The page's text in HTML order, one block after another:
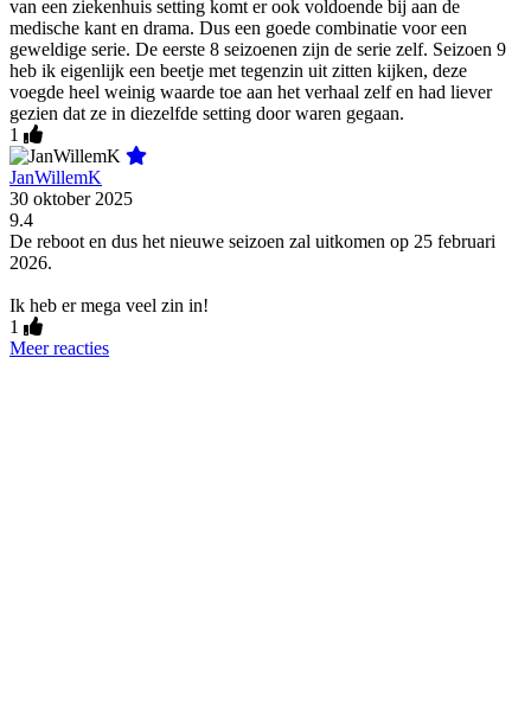
van een ziekenhuis setting komt er ook voldoende bij aan de
medische kant en drama. Dus een goede combinatie voor een
geweldige serie. De eerste 8 seizoenen zijn de serie zelf. Seizoen 9
heb ik eigenlijk een beetje met tegenzin uit zitten kijken, deze
voegde heel weinig waarde toe aan het verhaal zelf en had liever
gezien dat ze in diezelfde setting door waren gegaan.
1
JanWillemK
30 oktober 2025
9.4
De reboot en dus het nieuwe seizoen zal uitkomen op 25 februari
2026.
Ik heb er mega veel zin in!
1
Meer reacties